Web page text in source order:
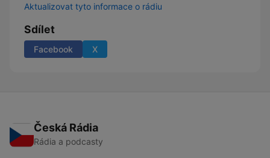
Aktualizovat tyto informace o rádiu
Sdílet
Facebook X
Česká Rádia
Rádia a podcasty